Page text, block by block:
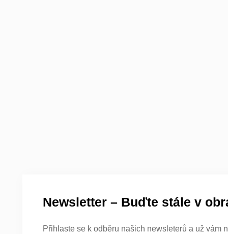
Newsletter – Buďte stále v
Přihlaste se k odběru našich newsleterů a už vám